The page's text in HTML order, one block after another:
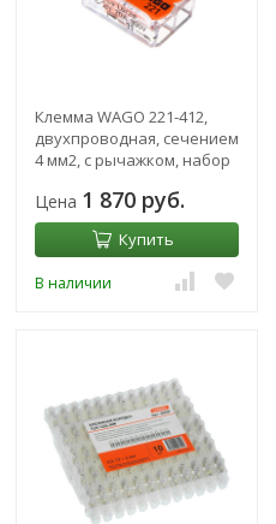
Клемма WAGO 221-412,
двухпроводная, сечением
4 мм2, с рычажком, набор
Цена 1 870 руб.
Купить
В наличии